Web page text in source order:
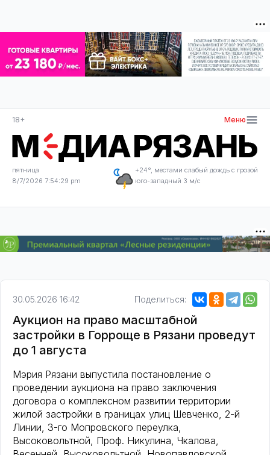
18+ Меню
пятница
8/7/2026 7:54:29 pm
+24°, местами слабый дождь с грозой
юго-западный 3 м/с
30.05.2026 16:42 Поделиться:
Аукцион на право масштабной
застройки в Горроще в Рязани проведут
до 1 августа
Мэрия Рязани выпустила постановление о
проведении аукциона на право заключения
договора о комплексном развитии территории
жилой застройки в границах улиц Шевченко, 2-й
Линии, 3-го Мопровского переулка,
Высоковольтной, Проф. Никулина, Чкалова,